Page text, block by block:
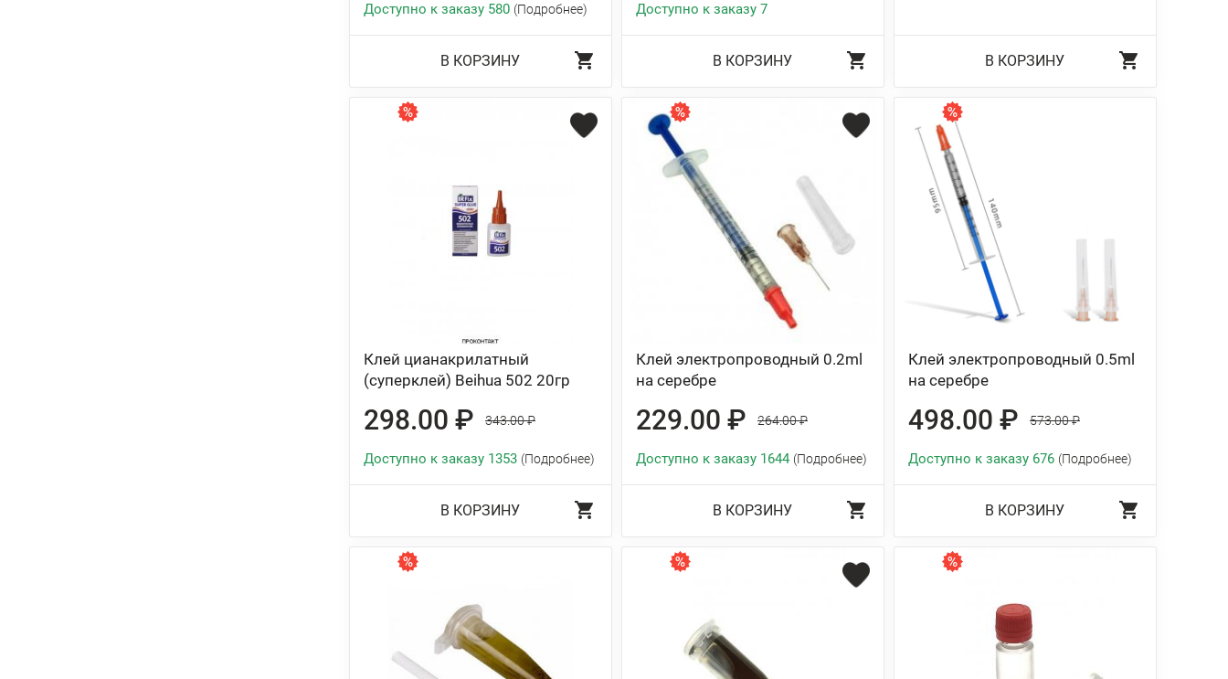
Доступно к заказу 580 (Подробнее)
В КОРЗИНУ
Доступно к заказу 7
В КОРЗИНУ В КОРЗИНУ
Клей цианакрилатный
(суперклей) Beihua 502 20гр
298.00 ₽ 343.00 ₽
Доступно к заказу 1353 (Подробнее)
В КОРЗИНУ
Клей электропроводный 0.2ml
на серебре
229.00 ₽ 264.00 ₽
Доступно к заказу 1644 (Подробнее)
В КОРЗИНУ
Клей электропроводный 0.5ml
на серебре
498.00 ₽ 573.00 ₽
Доступно к заказу 676 (Подробнее)
В КОРЗИНУ